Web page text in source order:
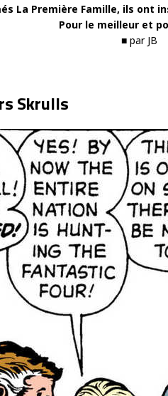
La Première Famille, ils ont
Pour le meilleur et
■ par JB
Skrulls